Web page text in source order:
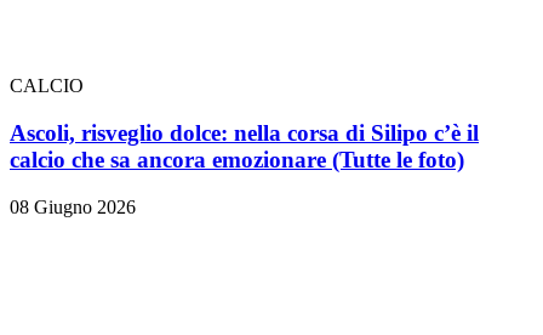
CALCIO
Ascoli, risveglio dolce: nella corsa di Silipo c’è il
calcio che sa ancora emozionare (Tutte le foto)
08 Giugno 2026